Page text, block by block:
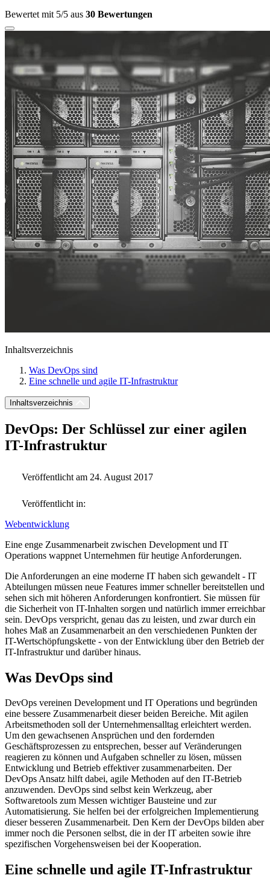
Bewertet mit 5/5 aus 30 Bewertungen
Inhaltsverzeichnis
Was DevOps sind
Eine schnelle und agile IT-Infrastruktur
Inhaltsverzeichnis
DevOps: Der Schlüssel zur einer agilen
IT-Infrastruktur
Veröffentlicht am 24. August 2017
Veröffentlicht in:
Webentwicklung
Eine enge Zusammenarbeit zwischen Development und IT
Operations wappnet Unternehmen für heutige Anforderungen.
Die Anforderungen an eine moderne IT haben sich gewandelt - IT
Abteilungen müssen neue Features immer schneller bereitstellen und
sehen sich mit höheren Anforderungen konfrontiert. Sie müssen für
die Sicherheit von IT-Inhalten sorgen und natürlich immer erreichbar
sein. DevOps verspricht, genau das zu leisten, und zwar durch ein
hohes Maß an Zusammenarbeit an den verschiedenen Punkten der
IT-Wertschöpfungskette - von der Entwicklung über den Betrieb der
IT-Infrastruktur und darüber hinaus.
Was DevOps sind
DevOps vereinen Development und IT Operations und begründen
eine bessere Zusammenarbeit dieser beiden Bereiche. Mit agilen
Arbeitsmethoden soll der Unternehmensalltag erleichtert werden.
Um den gewachsenen Ansprüchen und den fordernden
Geschäftsprozessen zu entsprechen, besser auf Veränderungen
reagieren zu können und Aufgaben schneller zu lösen, müssen
Entwicklung und Betrieb effektiver zusammenarbeiten. Der
DevOps Ansatz hilft dabei, agile Methoden auf den IT-Betrieb
anzuwenden. DevOps sind selbst kein Werkzeug, aber
Softwaretools zum Messen wichtiger Bausteine und zur
Automatisierung. Sie helfen bei der erfolgreichen Implementierung
dieser besseren Zusammenarbeit. Den Kern der DevOps bilden aber
immer noch die Personen selbst, die in der IT arbeiten sowie ihre
spezifischen Vorgehensweisen bei der Kooperation.
Eine schnelle und agile IT-Infrastruktur